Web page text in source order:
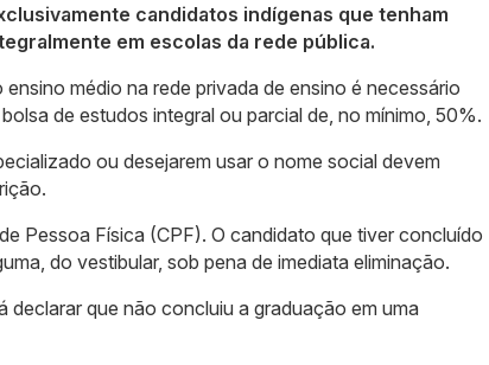
candidatos indígenas que tenham
em escolas da rede pública.
médio na rede privada de ensino é necessário
de estudos integral ou parcial de, no mínimo, 50%.
ou desejarem usar o nome social devem
Pessoa Física (CPF). O candidato que tiver concluído
do vestibular, sob pena de imediata eliminação.
que não concluiu a graduação em uma